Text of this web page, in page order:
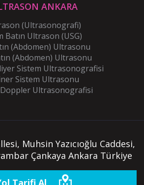
ANKARA
(Ultrasonografi)
Batın Ultrason (USG)
(Abdomen) Ultrasonu
(Abdomen) Ultrasonu
Sistem Ultrasonografisi
Sistem Ultrasonu
Ultrasonografisi
Muhsin Yazıcıoğlu Caddesi,
Çankaya Ankara Türkiye
Tarifi Al